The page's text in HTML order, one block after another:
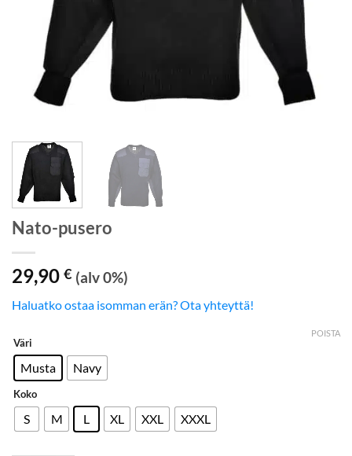
Nato-pusero
29,90 € (alv 0%)
Haluatko ostaa isomman erän? Ota yhteyttä!
Väri
Musta Navy
Koko
S M L XL XXL XXXL
POISTA